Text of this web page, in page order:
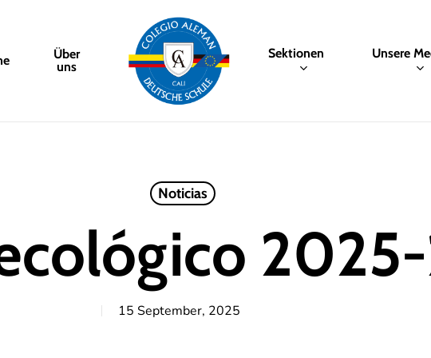
Über
uns
Sektionen Unsere
Noticias
15 September, 2025